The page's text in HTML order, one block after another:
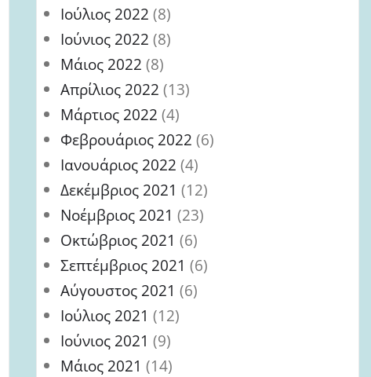
Ιούλιος 2022 (8)
Ιούνιος 2022 (8)
Μάιος 2022 (8)
Απρίλιος 2022 (13)
Μάρτιος 2022 (4)
Φεβρουάριος 2022 (6)
Ιανουάριος 2022 (4)
Δεκέμβριος 2021 (12)
Νοέμβριος 2021 (23)
Οκτώβριος 2021 (6)
Σεπτέμβριος 2021 (6)
Αύγουστος 2021 (6)
Ιούλιος 2021 (12)
Ιούνιος 2021 (9)
Μάιος 2021 (14)